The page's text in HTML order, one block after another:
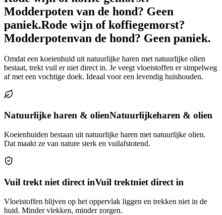
Modderpoten van de hond? Geen
paniek.Rode wijn of koffiegemorst?
Modderpotenvan de hond? Geen paniek.
Omdat een koeienhuid uit natuurlijke haren met natuurlijke olien
bestaat, trekt vuil er niet direct in. Je veegt vloeistoffen er simpelweg
af met een vochtige doek. Ideaal voor een levendig huishouden.
Natuurlijke haren & olienNatuurlijkeharen & olien
Koeienhuiden bestaan uit natuurlijke haren met natuurlijke olien.
Dat maakt ze van nature sterk en vuilafstotend.
Vuil trekt niet direct inVuil trektniet direct in
Vloeistoffen blijven op het oppervlak liggen en trekken niet in de
huid. Minder vlekken, minder zorgen.